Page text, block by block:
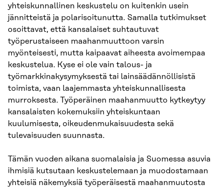
yhteiskunnallinen keskustelu on kuitenkin usein
jännitteistä ja polarisoitunutta. Samalla tutkimukset
osoittavat, että kansalaiset suhtautuvat
työperustaiseen maahanmuuttoon varsin
myönteisesti, mutta kaipaavat aiheesta avoimempaa
keskustelua. Kyse ei ole vain talous- ja
työmarkkinakysymyksestä tai lainsäädännöllisistä
toimista, vaan laajemmasta yhteiskunnallisesta
murroksesta. Työperäinen maahanmuutto kytkeytyy
kansalaisten kokemuksiin yhteiskuntaan
kuulumisesta, oikeudenmukaisuudesta sekä
tulevaisuuden suunnasta.
Tämän vuoden aikana suomalaisia ja Suomessa asuvia
ihmisiä kutsutaan keskustelemaan ja muodostamaan
yhteisiä näkemyksiä työperäisestä maahanmuutosta